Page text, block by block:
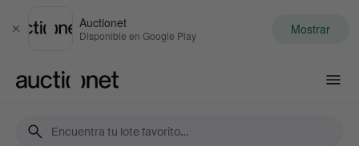
Cerrar
Auctionet
Disponible en Google Play Mostrar